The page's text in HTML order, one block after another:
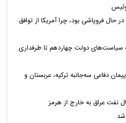
حال فروپاشی بود، چرا آمریکا از توافق
سیاست‌های دولت چهاردهم تا طرفداری
دفاعی سه‌جانبه ترکیه، عربستان و
نفت عراق به خارج از هرمز
شد